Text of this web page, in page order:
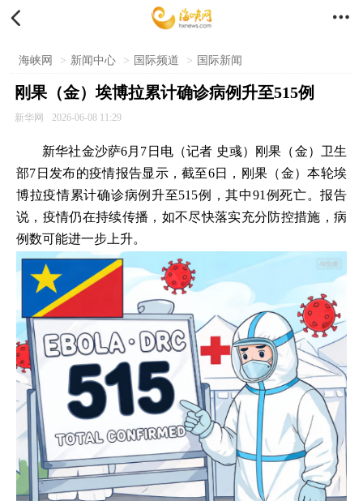
 
海峡网 > 新闻中心 > 国际频道 > 国际新闻
刚果（金）埃博拉累计确诊病例升至515例
新华网 2026-06-08 11:29
新华社金沙萨6月7日电（记者 史彧）刚果（金）卫生
部7日发布的疫情报告显示，截至6日，刚果（金）本轮埃
博拉疫情累计确诊病例升至515例，其中91例死亡。报告
说，疫情仍在持续传播，如不尽快落实充分防控措施，病
例数可能进一步上升。